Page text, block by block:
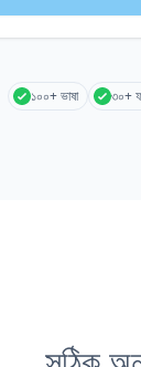
১০০+ ভাষা ৩০+